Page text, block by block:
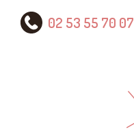
02 53 55 70 07